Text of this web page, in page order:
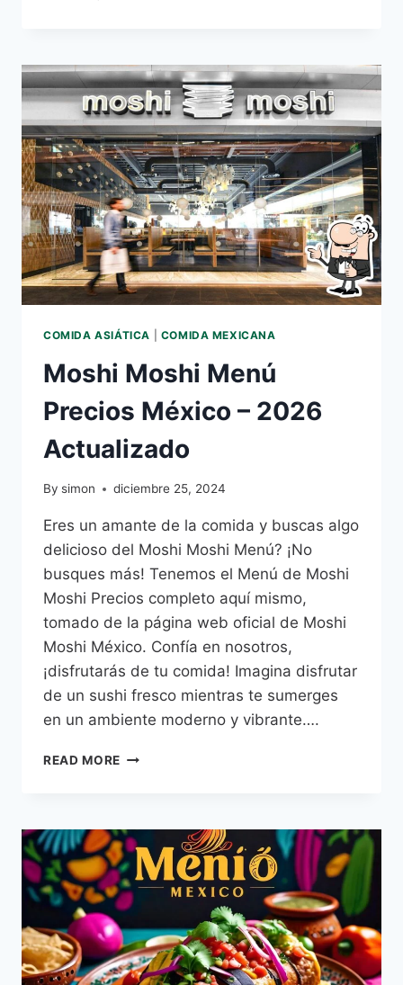
MÉXICO
–
2026
ACTUALIZADO
COMIDA ASIÁTICA COMIDA MEXICANA
Moshi Moshi Menú
Precios México – 2026
Actualizado
By simon diciembre 25, 2024
Eres un amante de la comida y buscas algo
delicioso del Moshi Moshi Menú? ¡No
busques más! Tenemos el Menú de Moshi
Moshi Precios completo aquí mismo,
tomado de la página web oficial de Moshi
Moshi México. Confía en nosotros,
¡disfrutarás de tu comida! Imagina disfrutar
de un sushi fresco mientras te sumerges
en un ambiente moderno y vibrante….
READ MORE MOSHI
MÉXICO
–
2026
ACTUALIZADO